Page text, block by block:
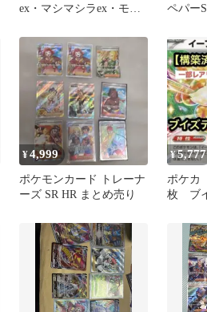
ex・マシマシラex・モモ
ペパー
¥4,999
ポケモンカード トレーナ
ーズ SR HR まとめ売り
¥5,777
ポケ
枚 ブ